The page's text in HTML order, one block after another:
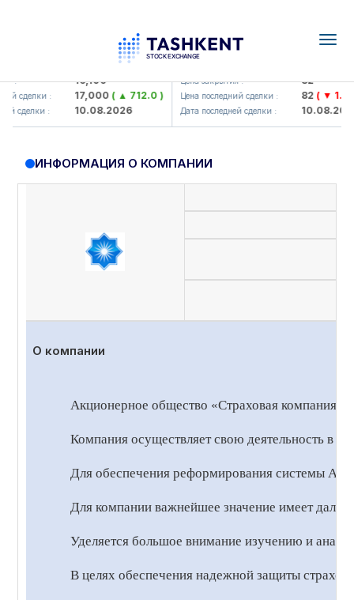
: 16,100
сделки : 17,000( ▲ 712.0 )
сделки : 10.08.2026
KFSK (<Kafolat sug'urta
Цена закрытия : 82
Цена последний сделки : 82( ▼ 1.91 )
Дата последней сделки : 10.08.2026
ИНФОРМАЦИЯ О КОМПАНИИ
О компании
Акционерное общество «Страховая компания
Компания осуществляет свою деятельность в
Для обеспечения реформирования системы АО
Для компании важнейшее значение имеет
Уделяется большое внимание изучению и
В целях обеспечения надежной защиты